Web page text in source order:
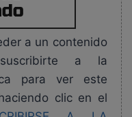
a un contenido
suscribirte a la
para ver este
clic en el